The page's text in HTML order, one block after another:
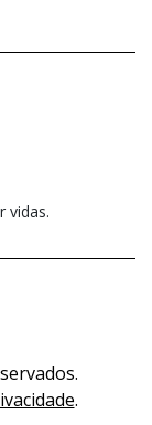
vidas.
.